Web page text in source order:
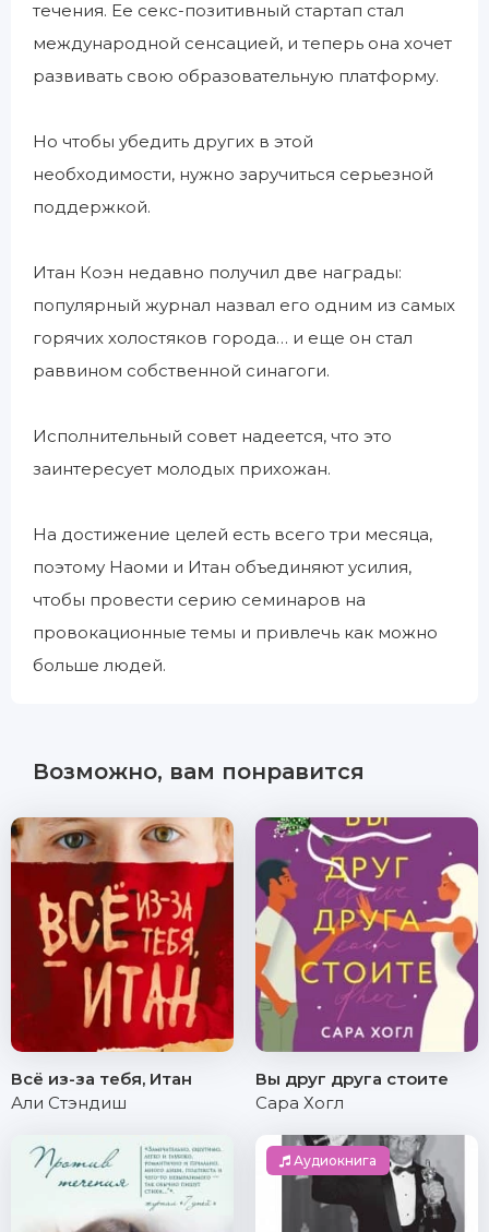
течения. Ее секс-позитивный стартап стал
международной сенсацией, и теперь она хочет
развивать свою образовательную платформу.
Но чтобы убедить других в этой
необходимости, нужно заручиться серьезной
поддержкой.
Итан Коэн недавно получил две награды:
популярный журнал назвал его одним из самых
горячих холостяков города… и еще он стал
раввином собственной синагоги.
Исполнительный совет надеется, что это
заинтересует молодых прихожан.
На достижение целей есть всего три месяца,
поэтому Наоми и Итан объединяют усилия,
чтобы провести серию семинаров на
провокационные темы и привлечь как можно
больше людей.
Возможно, вам понравится
Всё из-за тебя, Итан
Али Стэндиш
Вы друг друга стоите
Сара Хогл
Аудиокнига